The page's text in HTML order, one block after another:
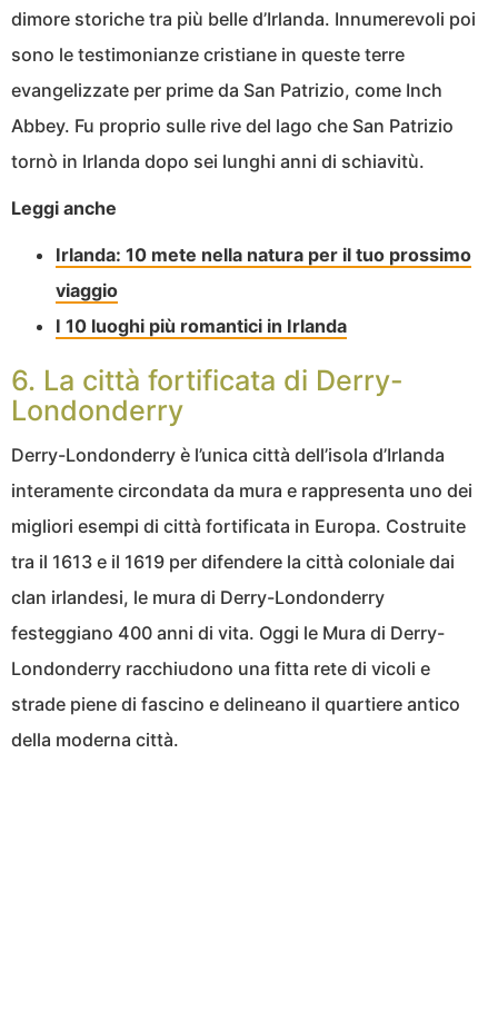
dimore storiche tra più belle d’Irlanda. Innumerevoli poi
sono le testimonianze cristiane in queste terre
evangelizzate per prime da San Patrizio, come Inch
Abbey. Fu proprio sulle rive del lago che San Patrizio
tornò in Irlanda dopo sei lunghi anni di schiavitù.
Leggi anche
Irlanda: 10 mete nella natura per il tuo prossimo
viaggio
I 10 luoghi più romantici in Irlanda
6. La città fortificata di Derry-
Londonderry
Derry-Londonderry è l’unica città dell’isola d’Irlanda
interamente circondata da mura e rappresenta uno dei
migliori esempi di città fortificata in Europa. Costruite
tra il 1613 e il 1619 per difendere la città coloniale dai
clan irlandesi, le mura di Derry-Londonderry
festeggiano 400 anni di vita. Oggi le Mura di Derry-
Londonderry racchiudono una fitta rete di vicoli e
strade piene di fascino e delineano il quartiere antico
della moderna città.